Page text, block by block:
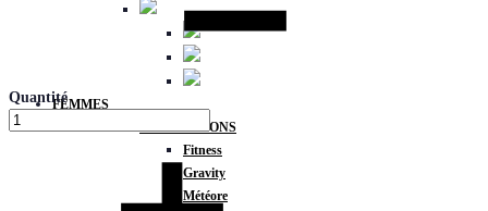
FEMMES
COLLECTIONS
Fitness
Gravity
Météore
Quantité